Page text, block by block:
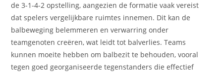
de 3-1-4-2 opstelling, aangezien de formatie vaak vereist
dat spelers vergelijkbare ruimtes innemen. Dit kan de
balbeweging belemmeren en verwarring onder
teamgenoten creëren, wat leidt tot balverlies. Teams
kunnen moeite hebben om balbezit te behouden, vooral
tegen goed georganiseerde tegenstanders die effectief